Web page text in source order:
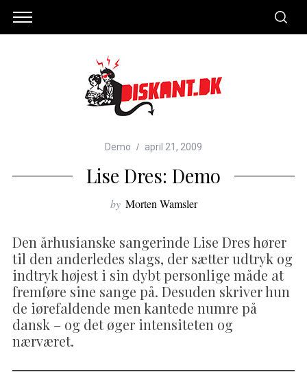
Demo april 21, 2009
Lise Dres: Demo
by Morten Wamsler
Den århusianske sangerinde Lise Dres hører
til den anderledes slags, der sætter udtryk og
indtryk højest i sin dybt personlige måde at
fremføre sine sange på. Desuden skriver hun
de iørefaldende men kantede numre på
dansk – og det øger intensiteten og
nærværet.